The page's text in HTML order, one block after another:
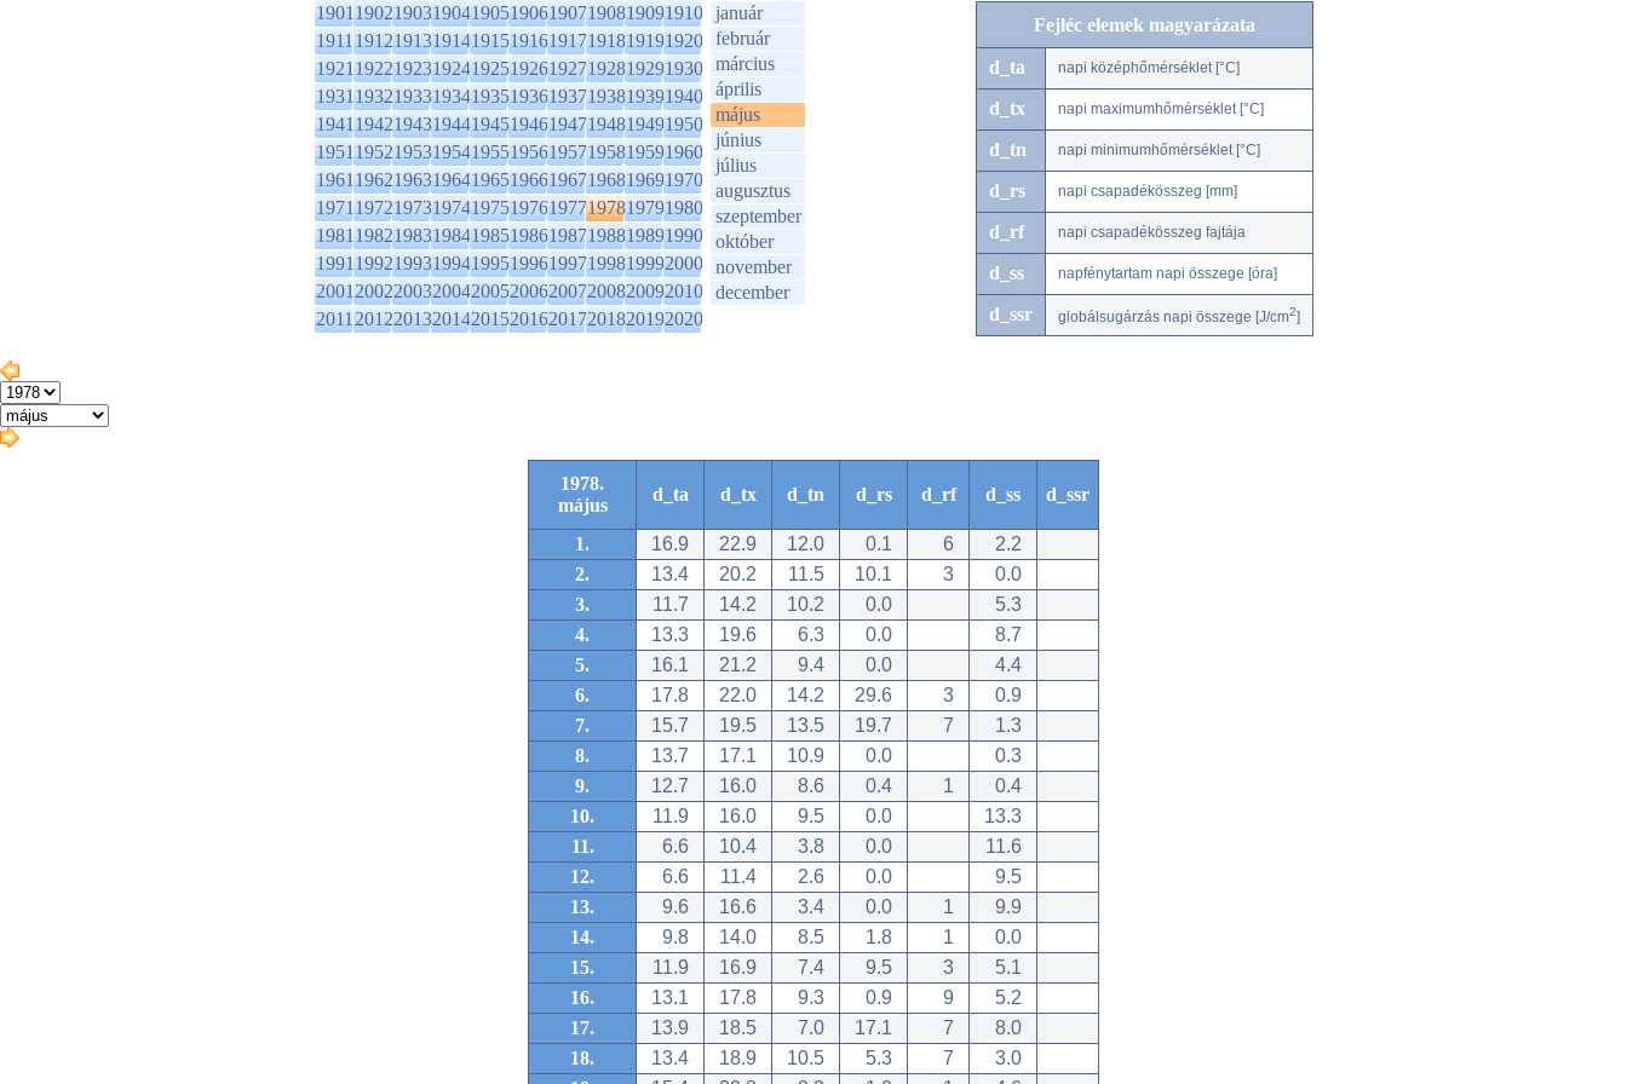
1901190219031904190519061907190819091910
1911191219131914191519161917191819191920
1921192219231924192519261927192819291930
1931193219331934193519361937193819391940
1941194219431944194519461947194819491950
1951195219531954195519561957195819591960
1961196219631964196519661967196819691970
1971197219731974197519761977197819791980
1981198219831984198519861987198819891990
1991199219931994199519961997199819992000
2001200220032004200520062007200820092010
2011201220132014201520162017201820192020
január
február
március
április
május
június
július
augusztus
szeptember
október
november
december
Fejléc elemek magyarázata
d_ta napi középhőmérséklet [°C]
d_tx napi maximumhőmérséklet [°C]
d_tn napi minimumhőmérséklet [°C]
d_rs napi csapadékösszeg [mm]
d_rf napi csapadékösszeg fajtája
d_ss napfénytartam napi összege [óra]
d_ssr globálsugárzás napi összege [J/cm2]
1978.
május
d_ta d_tx d_tn d_rs d_rf d_ss d_ssr
1. 16.9 22.9 12.0 0.1 6
2.2
2.
13.4 20.2 11.5 10.1 3
0.0
3.
11.7 14.2 10.2 0.0
5.3
4.
13.3 19.6 6.3 0.0
8.7
5.
16.1 21.2 9.4 0.0
4.4
6.
17.8 22.0 14.2 29.6 3
0.9
7.
15.7 19.5 13.5 19.7 7
1.3
8.
13.7 17.1 10.9 0.0
0.3
9.
12.7 16.0 8.6 0.4 1
0.4
10.
11.9 16.0 9.5 0.0
13.3
11.
6.6 10.4 3.8 0.0
11.6
12.
6.6 11.4 2.6 0.0
9.5
13.
9.6 16.6 3.4 0.0 1
9.9
14.
9.8 14.0 8.5 1.8 1
0.0
15.
11.9 16.9 7.4 9.5 3
5.1
16.
13.1 17.8 9.3 0.9 9
5.2
17.
13.9 18.5 7.0 17.1 7
8.0
18.
13.4 18.9 10.5 5.3 7
3.0